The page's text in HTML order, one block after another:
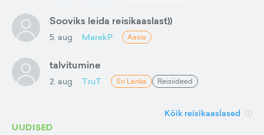
Sooviks leida reisikaaslast))
5. aug MarekP Aasia
talvitumine
2. aug TruT Sri Lanka Reisiideed
Kõik reisikaaslased
UUDISED